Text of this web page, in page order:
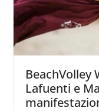
BeachVolley
Lafuenti e